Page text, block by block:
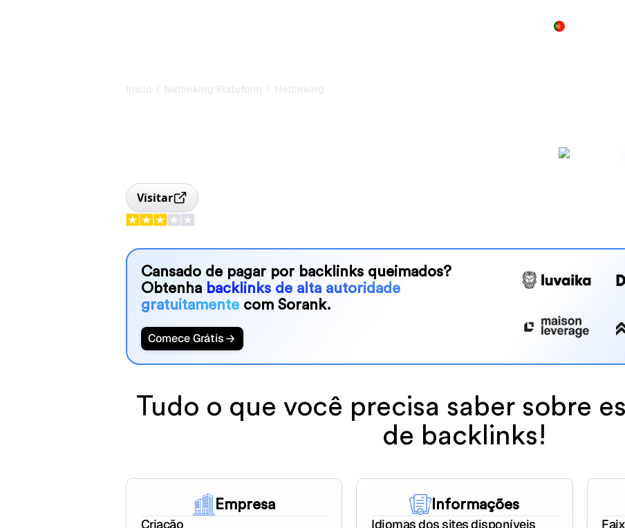
Início / Netlinking Plateform / Netlinking
Visitar
Cansado de pagar por backlinks queimados?
Obtenha backlinks de alta autoridade
gratuitamentecom Sorank.
Comece Grátis
Tudo o que você precisa saber sobre
de backlinks!
Empresa
Criação
Informações
Idiomas dos sites disponíveis